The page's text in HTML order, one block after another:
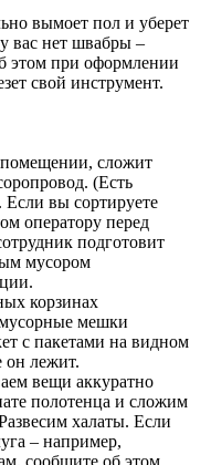
вымоет пол и уберет
вас нет швабры –
этом при оформлении
свой инструмент.
сложит
(Есть
вы сортируете
оператору перед
подготовит
мусором
корзинах
мешки
с пакетами на видном
он лежит.
вещи аккуратно
полотенца и сложим
халаты. Если
– например,
сообщите об этом